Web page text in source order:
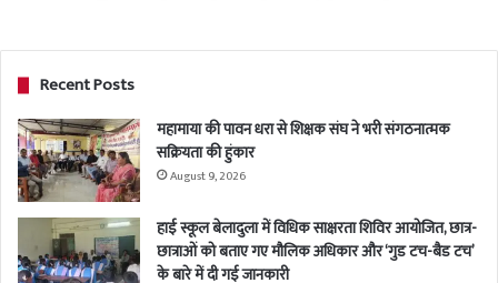
Recent Posts
महामाया की पावन धरा से शिक्षक संघ ने भरी संगठनात्मक
सक्रियता की हुंकार
August 9, 2026
हाई स्कूल बेलादुला में विधिक साक्षरता शिविर आयोजित, छात्र-
छात्राओं को बताए गए मौलिक अधिकार और ‘गुड टच-बैड टच’
के बारे में दी गई जानकारी